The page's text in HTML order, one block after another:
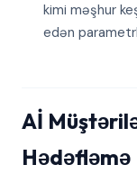
kimi məşhur
edən
Aİ
Hədəfləmə